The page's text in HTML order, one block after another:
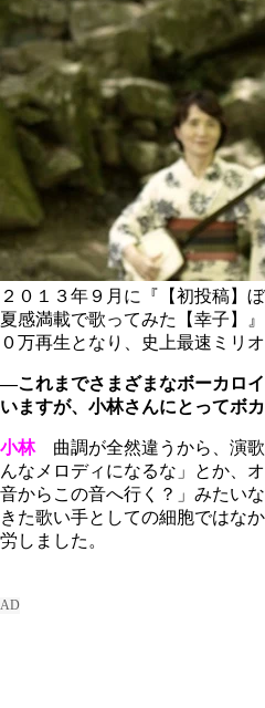
２０１３年９月に『【初投稿】
夏感満載で歌ってみた【幸子】
０万再生となり、史上最速ミリ
―これまでさまざまなボーカロ
いますが、小林さんにとってボ
小林曲調が全然違うから、演歌
んなメロディになるな」とか、
音からこの音へ行く？」みたい
きた歌い手としての細胞ではな
労しました。